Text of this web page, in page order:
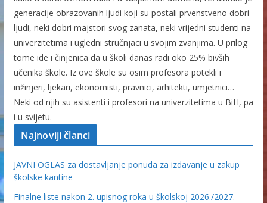
generacije obrazovanih ljudi koji su postali prvenstveno dobri
ljudi, neki dobri majstori svog zanata, neki vrijedni studenti na
univerzitetima i ugledni stručnjaci u svojim zvanjima. U prilog
tome ide i činjenica da u školi danas radi oko 25% bivših
učenika škole. Iz ove škole su osim profesora potekli i
inžinjeri, ljekari, ekonomisti, pravnici, arhitekti, umjetnici…
Neki od njih su asistenti i profesori na univerzitetima u BiH, pa
i u svijetu.
Najnoviji članci
JAVNI OGLAS za dostavljanje ponuda za izdavanje u zakup
školske kantine
Finalne liste nakon 2. upisnog roka u školskoj 2026./2027.